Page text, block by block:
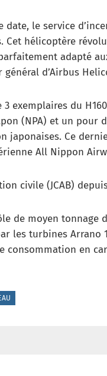
le service
Cet hélicoptère
adapté
d’Airbus
exemplaires du
(NPA) et un pour
japonaises. Ce
All Nippon
civile (JCAB)
de moyen tonnage
les turbines Arrano
consommation en